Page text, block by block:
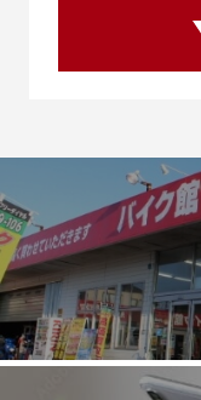
250ｃｃア
2年保証付き
2気筒エンジ
300㎞/ｈ30th
30th記念モ
30周年記念
320ｃｃ
390DUKE